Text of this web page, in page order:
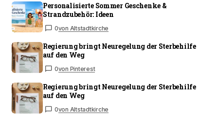
Personalisierte Sommer Geschenke &
Strandzubehör: Ideen
0von Altstadtkirche
Regierung bringt Neuregelung der Sterbehilfe
auf den Weg
0von Pinterest
Regierung bringt Neuregelung der Sterbehilfe
auf den Weg
0von Altstadtkirche